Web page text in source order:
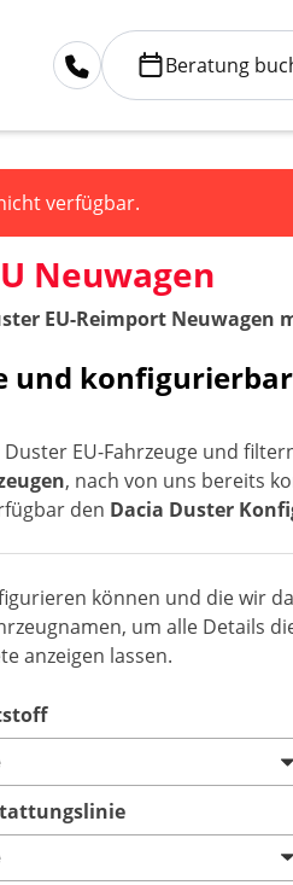
Beratung
verfügbar.
Neuwagen
EU-Reimport Neuwagen
EU-Fahrzeuge und
, nach von uns bereits
den Dacia Duster
können und die wir
um alle Details
anzeigen lassen.